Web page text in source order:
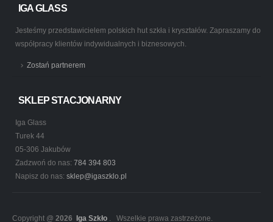
IGA GLASS
Jesteśmy przedstawicielem polskich hut szkła i kryształów. Zapraszamy do
współpracy klientów indywidualnych i biznesowych.
Zostań partnerem
SKLEP STACJONARNY
Iga Glass
Turek 44
05-306 Jakubów
Zadzwoń do nas: 784 394 803
Napisz do nas: sklep@igaszklo.pl
Copyright @ 2026 Iga Szkło . Wszelkie prawa zastrzeżone.